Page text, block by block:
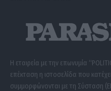
Η εταιρεία με την επωνυμία
επέκταση η ιστοσελίδα που
συμμορφώνονται με τη Σύσταση